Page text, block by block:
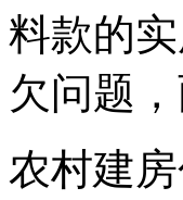
料款的
欠问题
农村建